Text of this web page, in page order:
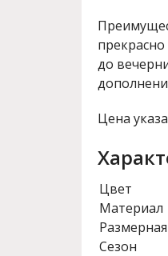
до
Цена
Цвет
Материал
Сезон